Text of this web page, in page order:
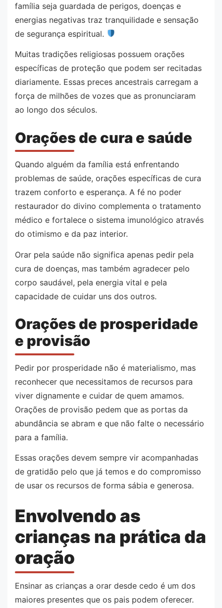
família seja guardada de perigos, doenças e
energias negativas traz tranquilidade e sensação
de segurança espiritual.
Muitas tradições religiosas possuem orações
específicas de proteção que podem ser recitadas
diariamente. Essas preces ancestrais carregam a
força de milhões de vozes que as pronunciaram
ao longo dos séculos.
Orações de cura e saúde
Quando alguém da família está enfrentando
problemas de saúde, orações específicas de cura
trazem conforto e esperança. A fé no poder
restaurador do divino complementa o tratamento
médico e fortalece o sistema imunológico através
do otimismo e da paz interior.
Orar pela saúde não significa apenas pedir pela
cura de doenças, mas também agradecer pelo
corpo saudável, pela energia vital e pela
capacidade de cuidar uns dos outros.
Orações de prosperidade
e provisão
Pedir por prosperidade não é materialismo, mas
reconhecer que necessitamos de recursos para
viver dignamente e cuidar de quem amamos.
Orações de provisão pedem que as portas da
abundância se abram e que não falte o necessário
para a família.
Essas orações devem sempre vir acompanhadas
de gratidão pelo que já temos e do compromisso
de usar os recursos de forma sábia e generosa.
Envolvendo as
crianças na prática da
oração
Ensinar as crianças a orar desde cedo é um dos
maiores presentes que os pais podem oferecer.